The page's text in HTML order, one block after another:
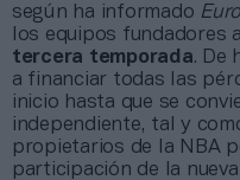
según ha informado
los equipos fundadores
tercera temporada. De
a financiar todas las
inicio hasta que se
independiente, tal y
propietarios de la NBA
participación de la